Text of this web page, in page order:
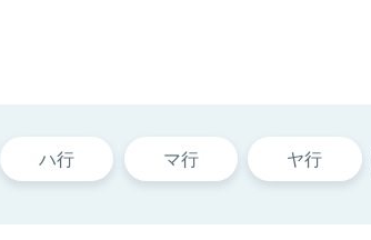
ハ行 マ行 ヤ行